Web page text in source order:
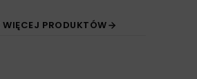
WIĘCEJ PRODUKTÓW